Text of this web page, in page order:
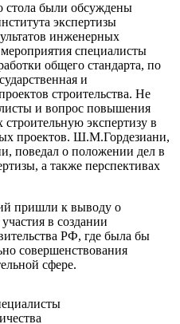
стола были обсуждены
экспертизы
инженерных
специалисты
общего стандарта, по
и
строительства. Не
и вопрос повышения
экспертизу в
проектов. Ш.М.Гордезиани,
поведал о положении дел в
а также перспективах
пришли к выводу о
в создании
РФ, где была бы
совершенствования
сфере.